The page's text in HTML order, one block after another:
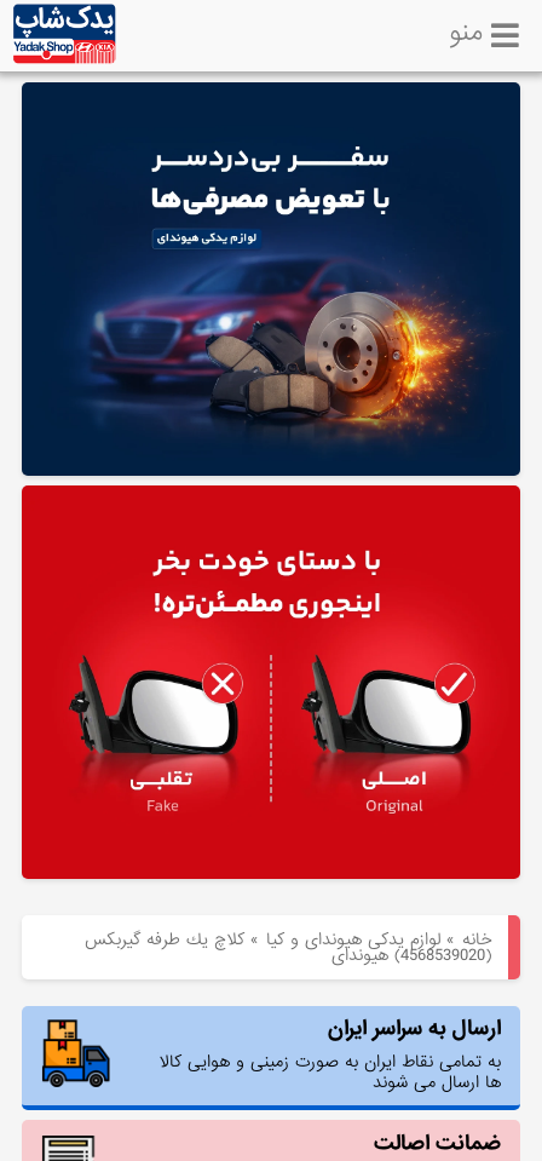
لوازم
منو
خانه »لوازم یدکی هیوندای و کیا »كلاچ يك طرفه گيربكس
(4568539020) هیوندای
ارسال به سراسر ایران
به تمامی نقاط ایران به صورت زمینی و هوایی کالا
ها ارسال می شوند
ضمانت اصالت